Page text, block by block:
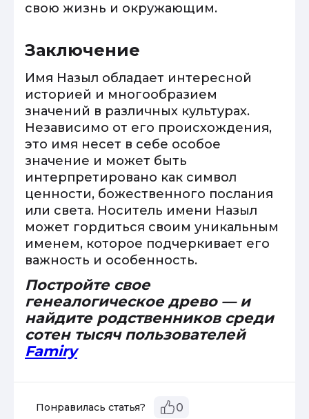
свою жизнь и окружающим.
Заключение
Имя Назыл обладает интересной
историей и многообразием
значений в различных культурах.
Независимо от его происхождения,
это имя несет в себе особое
значение и может быть
интерпретировано как символ
ценности, божественного послания
или света. Носитель имени Назыл
может гордиться своим уникальным
именем, которое подчеркивает его
важность и особенность.
Постройте свое
генеалогическое древо — и
найдите родственников среди
сотен тысяч пользователей
Famiry
Понравилась статья? 0